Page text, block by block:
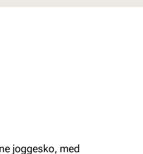
joggesko, med